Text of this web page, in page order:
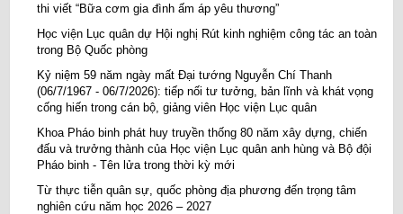
thi viết “Bữa cơm gia đình ấm áp yêu thương”
Học viện Lục quân dự Hội nghị Rút kinh nghiệm công tác an toàn
trong Bộ Quốc phòng
Kỷ niệm 59 năm ngày mất Đại tướng Nguyễn Chí Thanh
(06/7/1967 - 06/7/2026): tiếp nối tư tưởng, bản lĩnh và khát vọng
cống hiến trong cán bộ, giảng viên Học viện Lục quân
Khoa Pháo binh phát huy truyền thống 80 năm xây dựng, chiến
đấu và trưởng thành của Học viện Lục quân anh hùng và Bộ đội
Pháo binh - Tên lửa trong thời kỳ mới
Từ thực tiễn quân sự, quốc phòng địa phương đến trọng tâm
nghiên cứu năm học 2026 – 2027